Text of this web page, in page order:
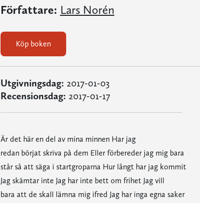
Författare: Lars Norén
Köp boken
Utgivningsdag: 2017-01-03
Recensionsdag: 2017-01-17
Är det här en del av mina minnen Har jag
redan börjat skriva på dem Eller förbereder jag mig bara
står så att säga i startgroparna Hur långt har jag kommit
Jag skämtar inte Jag har inte bett om frihet Jag vill
bara att de skall lämna mig ifred Jag har inga egna saker